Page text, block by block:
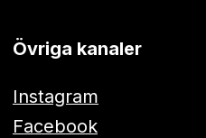
Övriga kanaler
Instagram
Facebook